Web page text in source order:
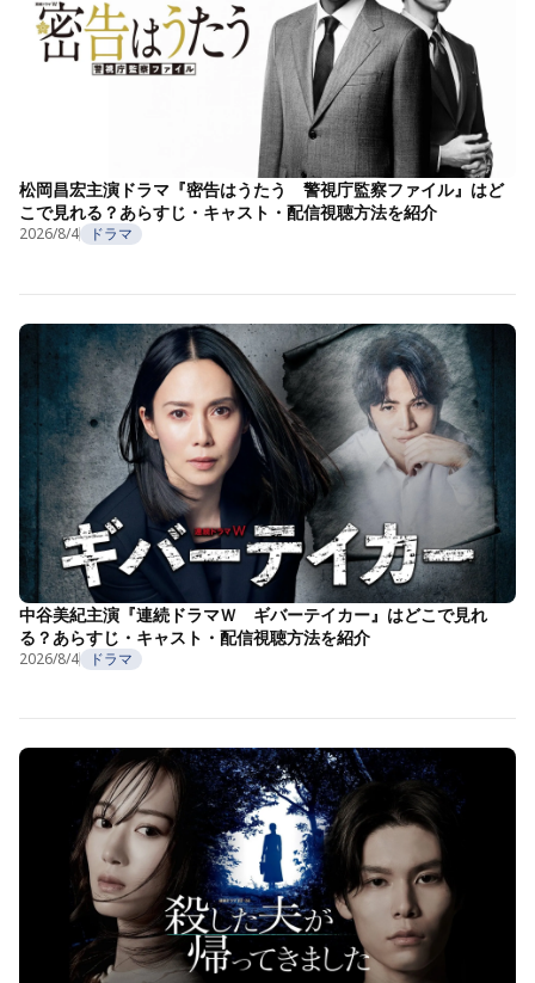
松岡昌宏主演ドラマ『密告はうたう 警視庁監察ファイル』はど
こで見れる？あらすじ・キャスト・配信視聴方法を紹介
2026/8/4 ドラマ
中谷美紀主演『連続ドラマＷ ギバーテイカー』はどこで見れ
る？あらすじ・キャスト・配信視聴方法を紹介
2026/8/4 ドラマ